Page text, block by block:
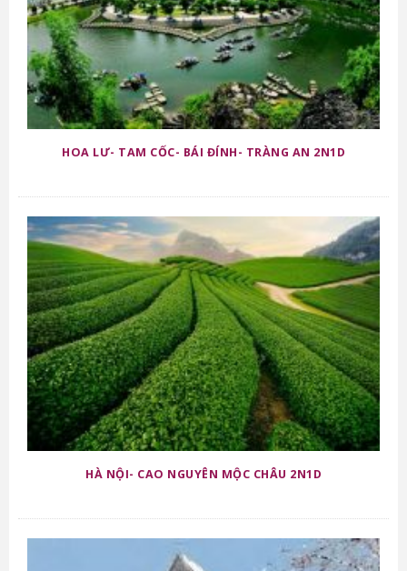
HOA LƯ- TAM CỐC- BÁI ĐÍNH- TRÀNG AN 2N1D
HÀ NỘI- CAO NGUYÊN MỘC CHÂU 2N1D